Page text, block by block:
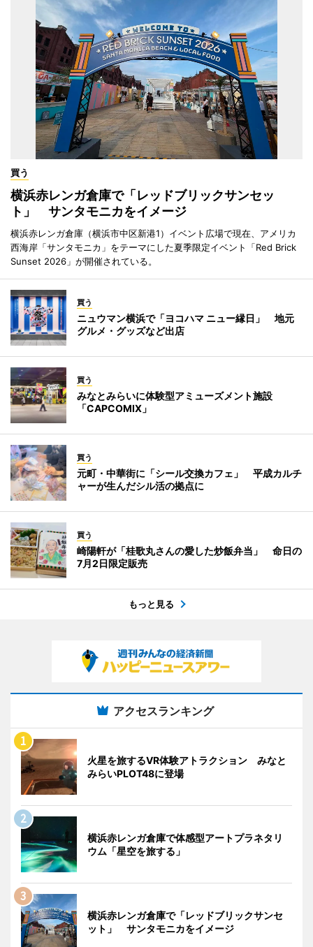
買う
横浜赤レンガ倉庫で「レッドブリックサンセッ
ト」 サンタモニカをイメージ
横浜赤レンガ倉庫（横浜市中区新港1）イベント広場で現在、アメリカ
西海岸「サンタモニカ」をテーマにした夏季限定イベント「Red Brick
Sunset 2026」が開催されている。
買う
ニュウマン横浜で「ヨコハマ ニュー縁日」 地元
グルメ・グッズなど出店
買う
みなとみらいに体験型アミューズメント施設
「CAPCOMIX」
買う
元町・中華街に「シール交換カフェ」 平成カルチ
ャーが生んだシル活の拠点に
買う
崎陽軒が「桂歌丸さんの愛した炒飯弁当」 命日の
7月2日限定販売
もっと見る
アクセスランキング
火星を旅するVR体験アトラクション みなと
みらいPLOT48に登場
横浜赤レンガ倉庫で体感型アートプラネタリ
ウム「星空を旅する」
横浜赤レンガ倉庫で「レッドブリックサンセ
ット」 サンタモニカをイメージ